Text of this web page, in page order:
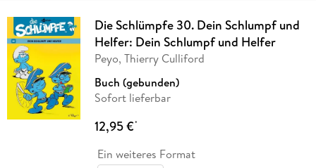
Die Schlümpfe 30. Dein Schlumpf und
Helfer: Dein Schlumpf und Helfer
Peyo, Thierry Culliford
Buch (gebunden)
Sofort lieferbar
12,95 €*
Ein weiteres Format